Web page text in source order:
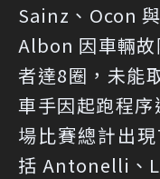
Sainz、Ocon
Albon 因車輛故
者達8圈，未能
車手因起跑程
場比賽總計出
括 Antonelli、